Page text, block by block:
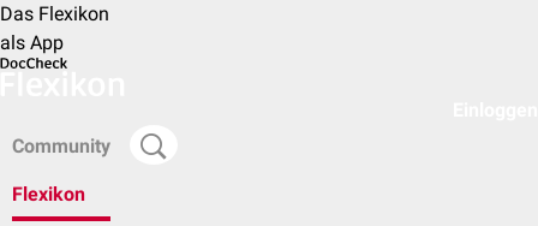
Das Flexikon
als App
Community
Flexikon